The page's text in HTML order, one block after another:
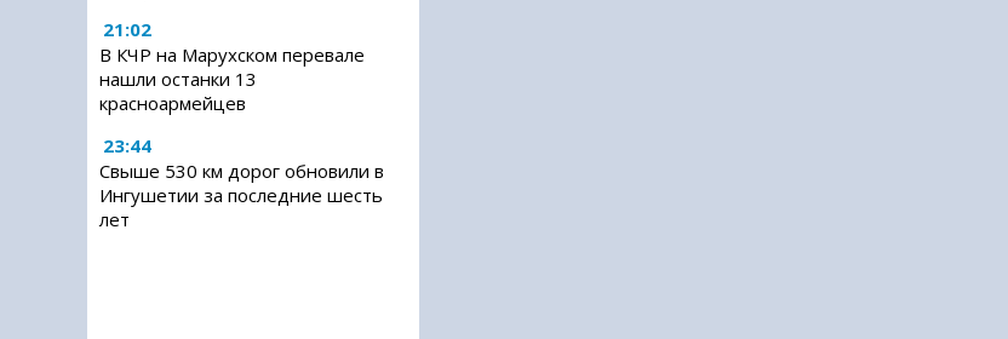
21:02
В КЧР на Марухском перевале
нашли останки 13
красноармейцев
23:44
Свыше 530 км дорог обновили в
Ингушетии за последние шесть
лет